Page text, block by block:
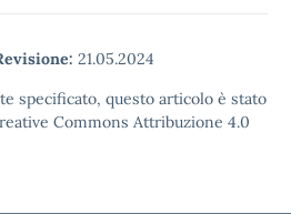
21.05.2024
specificato, questo articolo è stato
Commons Attribuzione 4.0